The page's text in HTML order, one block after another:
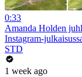
0:33
Amanda Holden
Instagram-
STD
1 week ago